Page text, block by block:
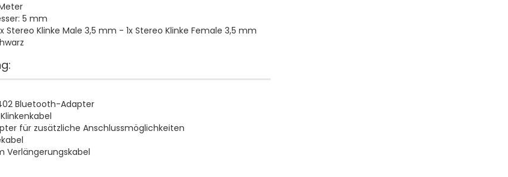
5 mm
Stereo Klinke Male 3,5 mm - 1x Stereo Klinke Female 3,5 mm
Bluetooth-Adapter
für zusätzliche Anschlussmöglichkeiten
Verlängerungskabel